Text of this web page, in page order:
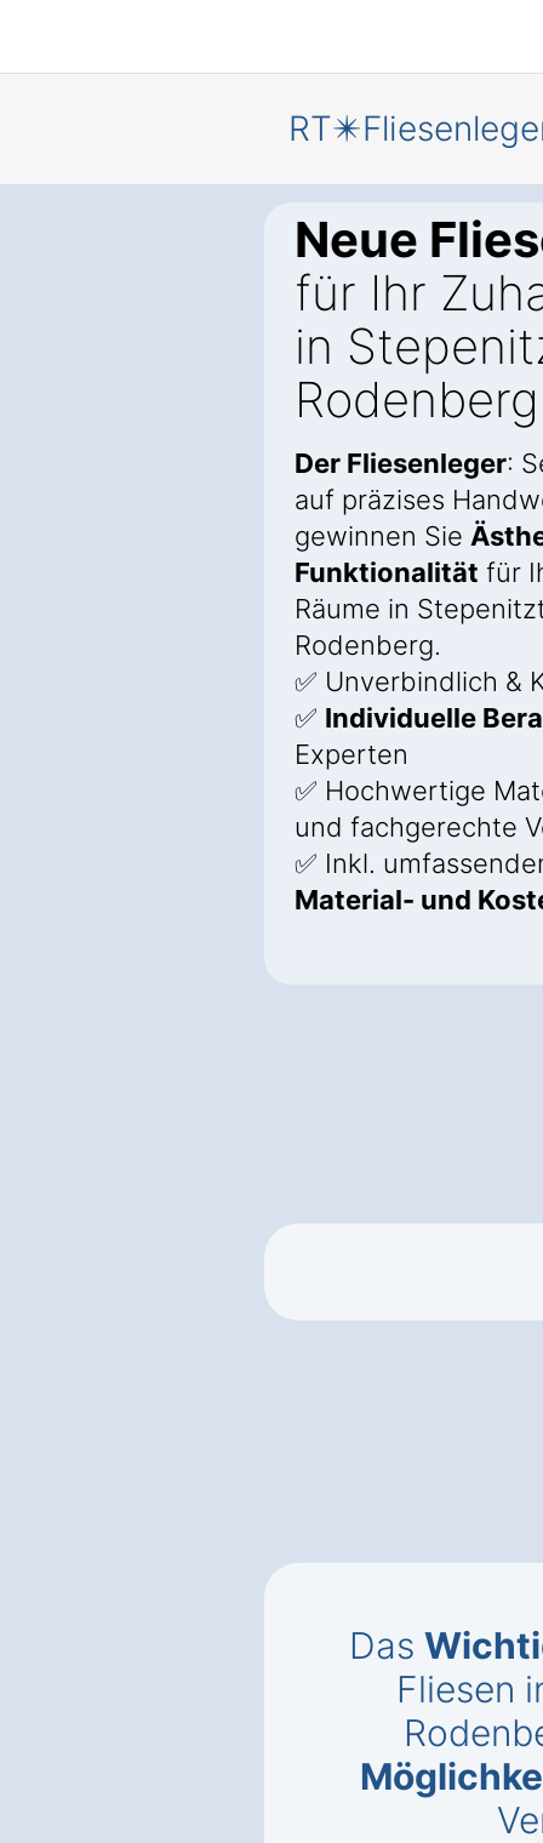
Neue
für Ihr
in
Rodenberg
Der Fliesenleger:
auf präzises
gewinnen Sie
Funktionalität für
Räume in
Rodenberg.
✅ Unverbindlich &
✅ Individuelle
Experten
✅ Hochwertige
und fachgerechte
✅ Inkl.
Material- und
Das
Fliesen